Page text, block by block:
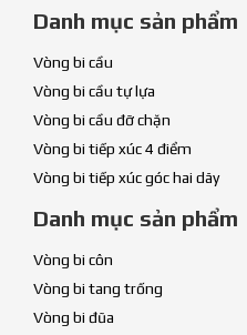
Danh mục sản phẩm
Vòng bi cầu
Vòng bi cầu tự lựa
Vòng bi cầu đỡ chặn
Vòng bi tiếp xúc 4 điểm
Vòng bi tiếp xúc góc hai dãy
Danh mục sản phẩm
Vòng bi côn
Vòng bi tang trống
Vòng bi đũa